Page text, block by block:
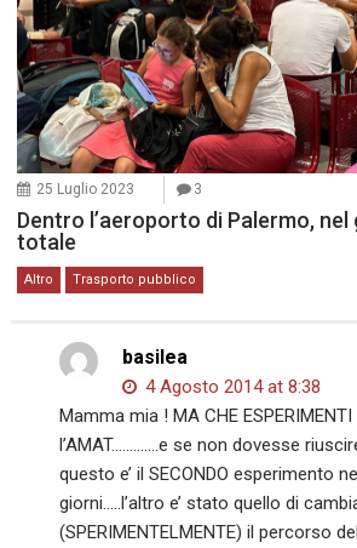
25 Luglio 2023 3
Dentro l’aeroporto di Palermo,
totale
Altro Trasporto pubblico
basilea
4 Agosto 2014 at 8:38
Mamma mia ! MA CHE
l’AMAT………….e se non dovesse
questo e’ il SECONDO esperimento
giorni…..l’altro e’ stato quello di
(SPERIMENTELMENTE) il percorso